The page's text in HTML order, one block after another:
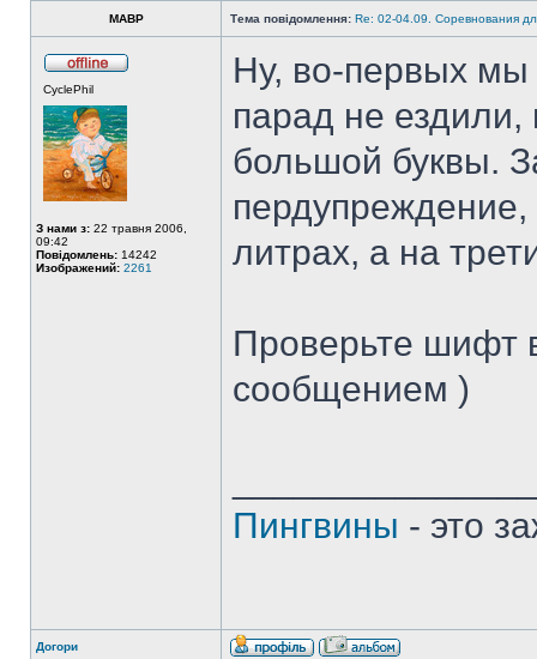
MABP Тема повідомлення: Re: 02-04.09. Соревнования
CyclePhil
З нами з: 22 травня 2006,
09:42
Повідомлень: 14242
Изображений: 2261
Ну, во-первых мы
парад не ездили,
большой буквы.
литрах, а на
Проверьте шифт
сообщением )
Пингвины - это
Догори